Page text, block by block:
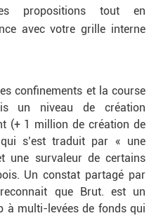
propositions tout en
avec votre grille interne
confinements et la course
un niveau de création
(+ 1 million de création de
s’est traduit par « une
une survaleur de certains
Un constat partagé par
que Brut. est un
à multi-levées de fonds qui